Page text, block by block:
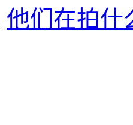
他们在拍什